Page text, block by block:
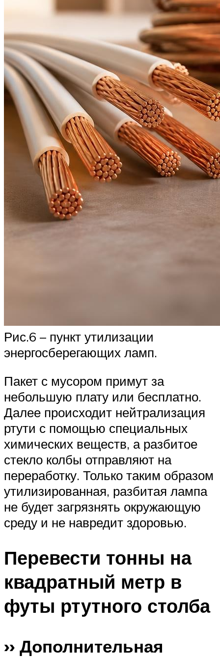
Рис.6 – пункт утилизации
энергосберегающих ламп.
Пакет с мусором примут за
небольшую плату или бесплатно.
Далее происходит нейтрализация
ртути с помощью специальных
химических веществ, а разбитое
стекло колбы отправляют на
переработку. Только таким образом
утилизированная, разбитая лампа
не будет загрязнять окружающую
среду и не навредит здоровью.
Перевести тонны на
квадратный метр в
футы ртутного столба
›› Дополнительная